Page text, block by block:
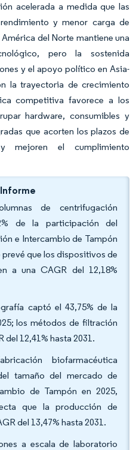
acelerada a medida que las
y menor carga de
del Norte mantiene una
pero la sostenida
y el apoyo político en Asia-
la trayectoria de crecimiento
competitiva favorece a los
hardware, consumibles y
que acorten los plazos de
mejoren el cumplimiento
de centrifugación
de la participación del
e Intercambio de Tampón
prevé que los dispositivos de
a una CAGR del 12,18%
captó el 43,75% de la
los métodos de filtración
del 12,41% hasta 2031.
biofarmacéutica
tamaño del mercado de
de Tampón en 2025,
que la producción de
del 13,47% hasta 2031.
a escala de laboratorio